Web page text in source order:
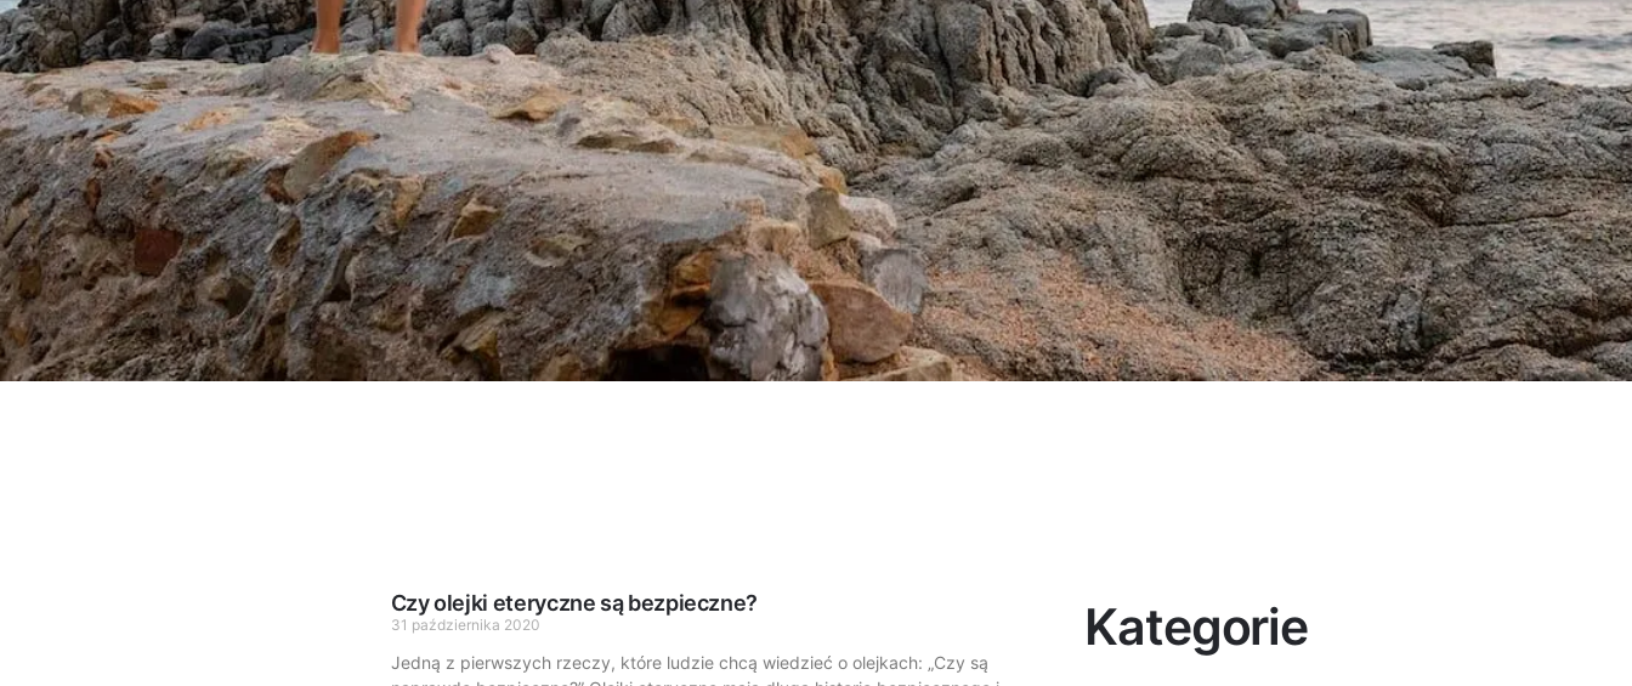
Czy olejki eteryczne są bezpieczne?
31 października 2020
Jedną z pierwszych rzeczy, które ludzie chcą wiedzieć o olejkach: „Czy są
Kategorie